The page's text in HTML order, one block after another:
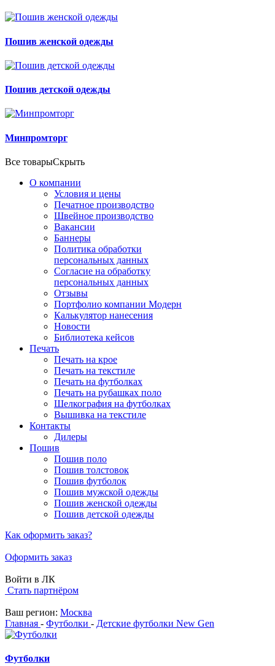
Пошив женской одежды
Пошив детской одежды
Минпромторг
Все товарыСкрыть
О компании
Условия и цены
Печатное производство
Швейное производство
Вакансии
Баннеры
Политика обработки
персональных данных
Согласие на обработку
персональных данных
Отзывы
Портфолио компании Модерн
Калькулятор нанесения
Новости
Библиотека кейсов
Печать
Печать на крое
Печать на текстиле
Печать на футболках
Печать на рубашках поло
Шелкография на футболках
Вышивка на текстиле
Контакты
Дилеры
Пошив
Пошив поло
Пошив толстовок
Пошив футболок
Пошив мужской одежды
Пошив женской одежды
Пошив детской одежды
Как оформить заказ?
Оформить заказ
Войти в ЛК
Стать партнёром
Ваш регион: Москва
Главная - Футболки - Детские футболки New Gen
Футболки